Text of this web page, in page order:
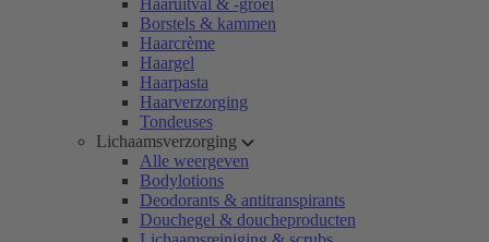
Haaruitval & -groei
Borstels & kammen
Haarcrème
Haargel
Haarpasta
Haarverzorging
Tondeuses
Lichaamsverzorging
Alle weergeven
Bodylotions
Deodorants & antitranspirants
Douchegel & doucheproducten